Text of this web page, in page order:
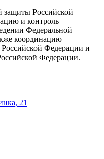
защиты Российской
и контроль
Федеральной
координацию
Федерации и
Федерации.
21